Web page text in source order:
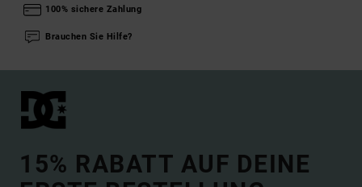
100% sichere Zahlung
Brauchen Sie Hilfe?
15% RABATT AUF DEINE